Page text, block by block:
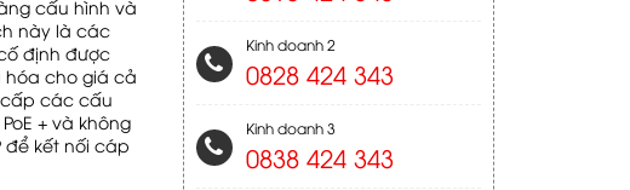
cấu hình và
này là các
định được
hóa cho giá cả
cấp các cấu
+ và không
để kết nối cáp
Kinh doanh 2
0828 424 343
Kinh doanh 3
0838 424 343